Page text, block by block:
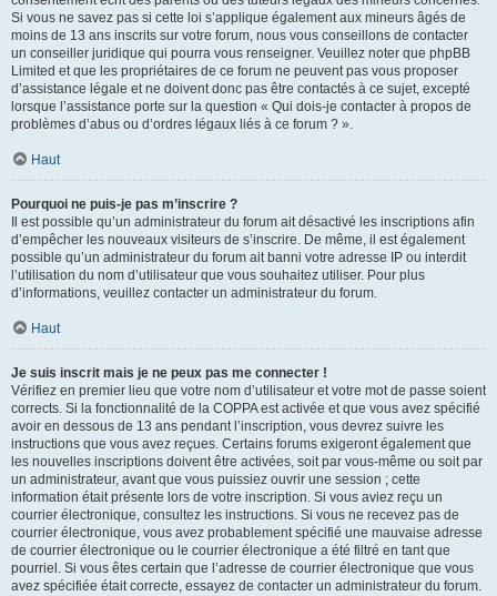
Si vous ne savez pas si cette loi s’applique également aux mineurs âgés de
moins de 13 ans inscrits sur votre forum, nous vous conseillons de contacter
un conseiller juridique qui pourra vous renseigner. Veuillez noter que phpBB
Limited et que les propriétaires de ce forum ne peuvent pas vous proposer
d’assistance légale et ne doivent donc pas être contactés à ce sujet, excepté
lorsque l’assistance porte sur la question « Qui dois-je contacter à propos de
problèmes d’abus ou d’ordres légaux liés à ce forum ? ».
Haut
Pourquoi ne puis-je pas m’inscrire ?
Il est possible qu’un administrateur du forum ait désactivé les inscriptions afin
d’empêcher les nouveaux visiteurs de s’inscrire. De même, il est également
possible qu’un administrateur du forum ait banni votre adresse IP ou interdit
l’utilisation du nom d’utilisateur que vous souhaitez utiliser. Pour plus
d’informations, veuillez contacter un administrateur du forum.
Haut
Je suis inscrit mais je ne peux pas me connecter !
Vérifiez en premier lieu que votre nom d’utilisateur et votre mot de passe soient
corrects. Si la fonctionnalité de la COPPA est activée et que vous avez spécifié
avoir en dessous de 13 ans pendant l’inscription, vous devrez suivre les
instructions que vous avez reçues. Certains forums exigeront également que
les nouvelles inscriptions doivent être activées, soit par vous-même ou soit par
un administrateur, avant que vous puissiez ouvrir une session ; cette
information était présente lors de votre inscription. Si vous aviez reçu un
courrier électronique, consultez les instructions. Si vous ne recevez pas de
courrier électronique, vous avez probablement spécifié une mauvaise adresse
de courrier électronique ou le courrier électronique a été filtré en tant que
pourriel. Si vous êtes certain que l’adresse de courrier électronique que vous
avez spécifiée était correcte, essayez de contacter un administrateur du forum.